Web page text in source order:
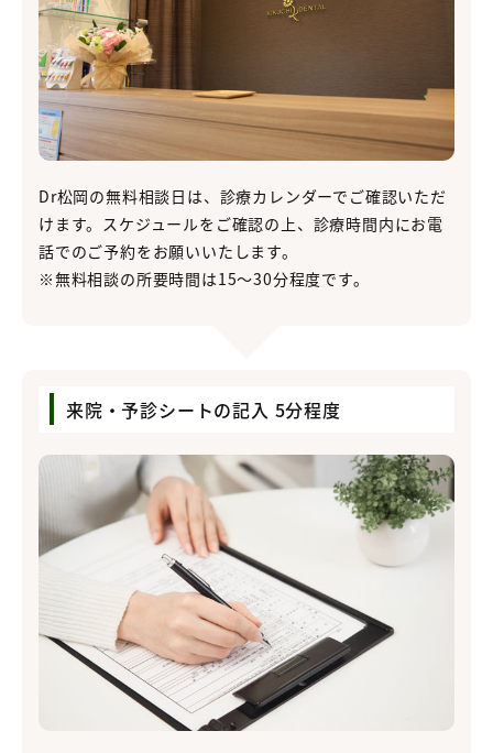
Dr松岡の無料相談日は、診療カレンダーでご確認いただ
けます。スケジュールをご確認の上、診療時間内にお電
話でのご予約をお願いいたします。
※無料相談の所要時間は15～30分程度です。
来院・予診シートの記入 5分程度